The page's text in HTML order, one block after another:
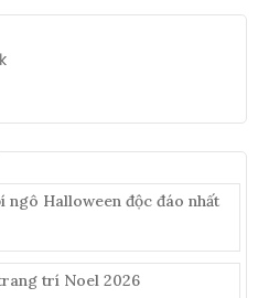
ngô Halloween độc đáo nhất
trí Noel 2026